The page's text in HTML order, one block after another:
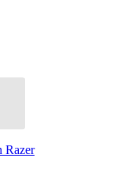
Razer